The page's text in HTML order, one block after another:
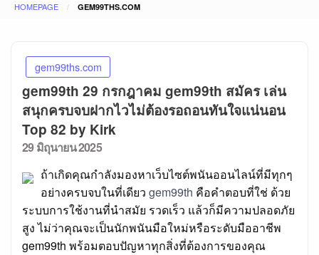
HOMEPAGE GEM99THS.COM
gem99ths.com
gem99th 29 กรกฎาคม gem99th สมัคร เล่น
สนุกครบจบฝากไวไม่ต้องรอถอนทันใจแน่นอน
Top 82 by Kirk
Posted
29 มิถุนายน 2025
ถ้าเกิดคุณกำลังมองหาเว็บไซต์พนันออนไลน์ที่มีทุกๆ
อย่างครบจบในที่เดียว gem99th คือคำตอบที่ใช่ ด้วย
ระบบการใช้งานที่นำสมัย รวดเร็ว แล้วก็มีความปลอดภัย
สูง ไม่ว่าคุณจะเป็นนักพนันมือใหม่หรือระดับมืออาชีพ
gem99th พร้อมตอบปัญหาทุกสิ่งที่ต้องการของคุณ